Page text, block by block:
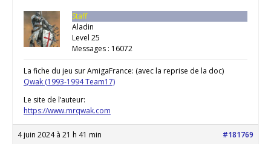
Staff
Aladin
Level 25
Messages : 16072
La fiche du jeu sur AmigaFrance: (avec la reprise de la doc)
Qwak (1993-1994 Team17)
Le site de l’auteur:
https://www.mrqwak.com
4 juin 2024 à 21 h 41 min #181769